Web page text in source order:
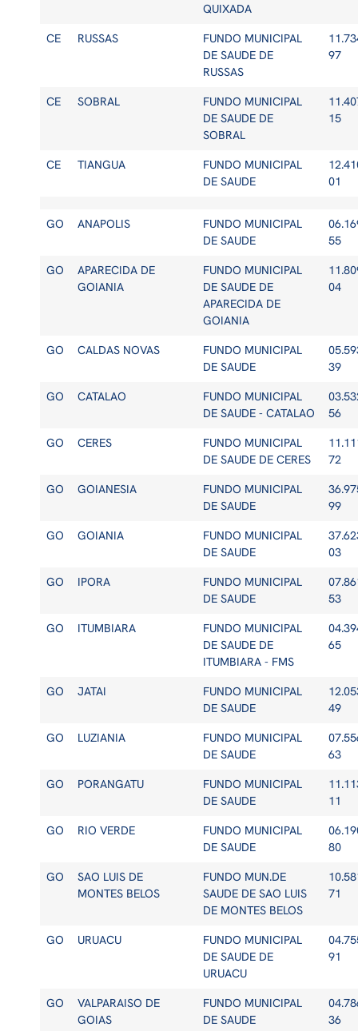
QUIXADA
CE RUSSAS
FUNDO MUNICIPAL
DE SAUDE DE
RUSSAS
97
CE SOBRAL
FUNDO MUNICIPAL
DE SAUDE DE
SOBRAL
15
CE TIANGUA
FUNDO MUNICIPAL
DE SAUDE
01
GO ANAPOLIS
FUNDO MUNICIPAL
DE SAUDE
55
GO
APARECIDA DE
GOIANIA
FUNDO MUNICIPAL
DE SAUDE DE
APARECIDA DE
GOIANIA
04
GO CALDAS NOVAS
FUNDO MUNICIPAL
DE SAUDE
39
GO CATALAO
FUNDO MUNICIPAL
DE SAUDE - CATALAO
56
GO CERES
FUNDO MUNICIPAL
DE SAUDE DE CERES
72
GO GOIANESIA
FUNDO MUNICIPAL
DE SAUDE
99
GO GOIANIA
FUNDO MUNICIPAL
DE SAUDE
03
GO IPORA
FUNDO MUNICIPAL
DE SAUDE
53
GO ITUMBIARA
FUNDO MUNICIPAL
DE SAUDE DE
ITUMBIARA - FMS
65
GO JATAI
FUNDO MUNICIPAL
DE SAUDE
49
GO LUZIANIA
FUNDO MUNICIPAL
DE SAUDE
63
GO PORANGATU
FUNDO MUNICIPAL
DE SAUDE
11
GO RIO VERDE
FUNDO MUNICIPAL
DE SAUDE
80
GO
SAO LUIS DE
MONTES BELOS
FUNDO MUN.DE
SAUDE DE SAO LUIS
DE MONTES BELOS
71
GO URUACU
FUNDO MUNICIPAL
DE SAUDE DE
URUACU
91
GO
VALPARAISO DE
GOIAS
FUNDO MUNICIPAL
DE SAUDE
36